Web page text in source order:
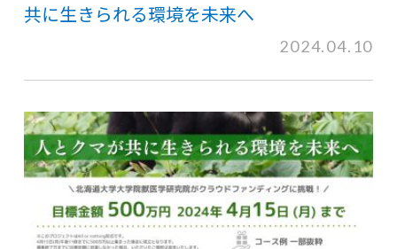
共に生きられる環境を未来へ
2024.04.10